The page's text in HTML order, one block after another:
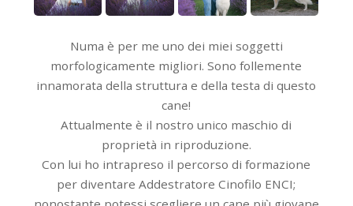
Numa è per me uno dei miei soggetti
morfologicamente migliori. Sono follemente
innamorata della struttura e della testa di questo
cane!
Attualmente è il nostro unico maschio di
proprietà in riproduzione.
Con lui ho intrapreso il percorso di formazione
per diventare Addestratore Cinofilo ENCI;